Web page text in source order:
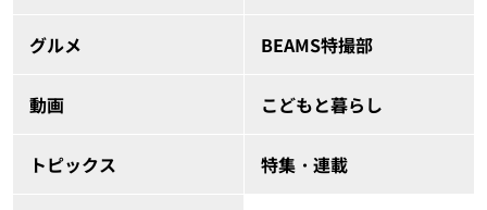
グルメ BEAMS特撮部
動画 こどもと暮らし
トピックス 特集・連載